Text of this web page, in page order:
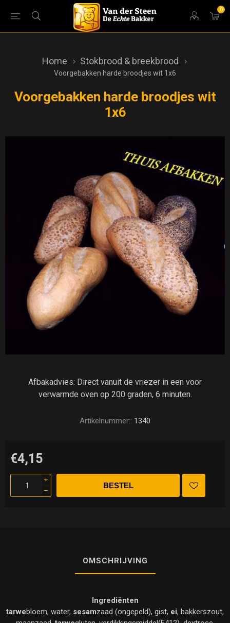
0
Home Stokbrood & breekbrood
Voorgebakken harde broodjes wit 1x6
Voorgebakken harde broodjes wit
1x6
Afbakadvies: Direct vanuit de vriezer in een voor
verwarmde oven op 200 graden, 6 minuten.
Artikelnummer:: 1340
€4,15
i
h
OMSCHRIJVING
Ingrediënten
tarwebloem, water, sesamzaad (ongepeld), gist, ei, bakkerszout,